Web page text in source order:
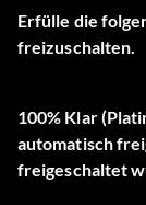
Erfülle die
freizuschalten.
100% Klar
automatisch
freigeschaltet